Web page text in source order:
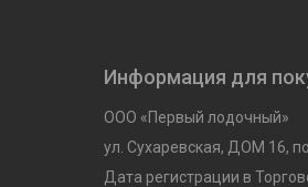
Информация для
ООО «Первый лодочный»
ул. Сухаревская, ДОМ 16,
Дата регистрации в